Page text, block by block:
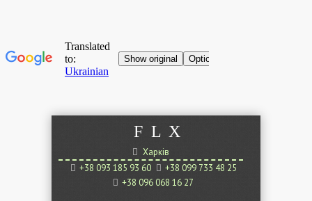
F L X
Харків
+38 093 185 93 60
+38 099 733 48 25
+38 096 068 16 27